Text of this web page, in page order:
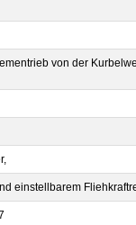
von der
einstellbarem